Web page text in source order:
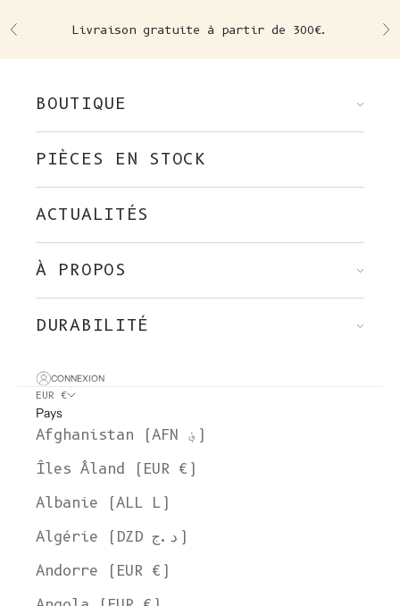
Précédent Livraison gratuite à partir de 300€.
BOUTIQUE
PIÈCES EN STOCK
ACTUALITÉS
À PROPOS
DURABILITÉ
CONNEXION
EUR €
Pays
Afghanistan (AFN ؋)
Îles Åland (EUR €)
Albanie (ALL L)
Algérie (DZD د.ج)
Andorre (EUR €)